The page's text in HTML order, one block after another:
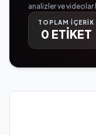
analizler ve
TOPLAM İÇERİK
0 ETİKET